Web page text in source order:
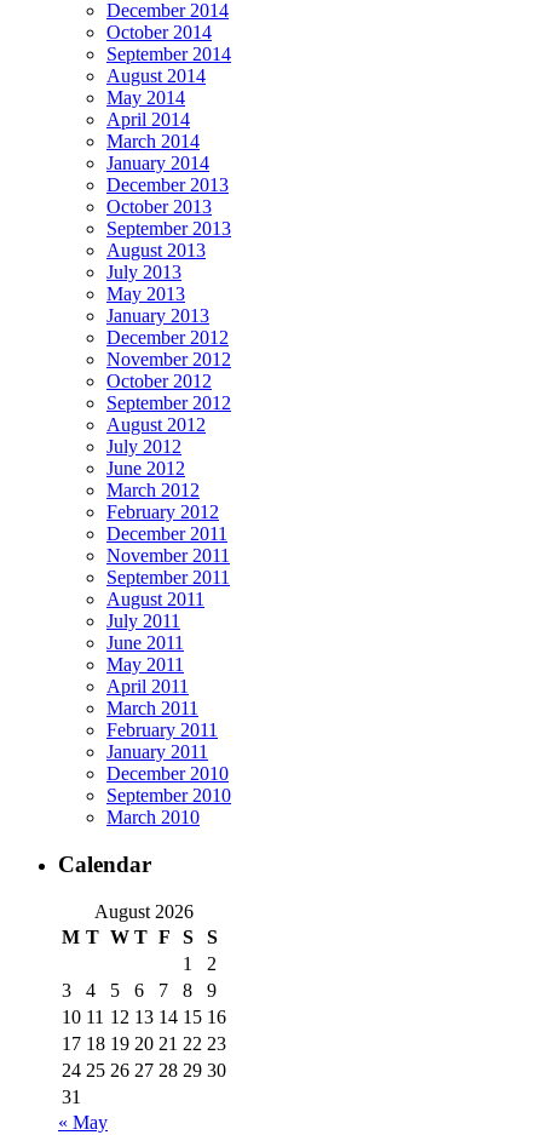
December 2014
October 2014
September 2014
August 2014
May 2014
April 2014
March 2014
January 2014
December 2013
October 2013
September 2013
August 2013
July 2013
May 2013
January 2013
December 2012
November 2012
October 2012
September 2012
August 2012
July 2012
June 2012
March 2012
February 2012
December 2011
November 2011
September 2011
August 2011
July 2011
June 2011
May 2011
April 2011
March 2011
February 2011
January 2011
December 2010
September 2010
March 2010
Calendar
August 2026
M T W T F S
S
1
2
3
4 5 6 7 8
9
10 11 12 13 14 15 16
17 18 19 20 21 22 23
24 25 26 27 28 29 30
31
« May